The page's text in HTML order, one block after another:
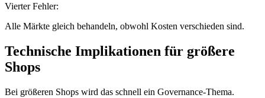
Vierter Fehler:
Alle Märkte gleich behandeln, obwohl Kosten verschieden sind.
Technische Implikationen für größere
Shops
Bei größeren Shops wird das schnell ein Governance-Thema.